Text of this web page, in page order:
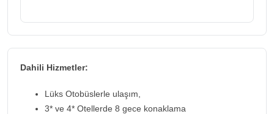
Dahili Hizmetler:
Lüks Otobüslerle ulaşım,
3* ve 4* Otellerde 8 gece konaklama